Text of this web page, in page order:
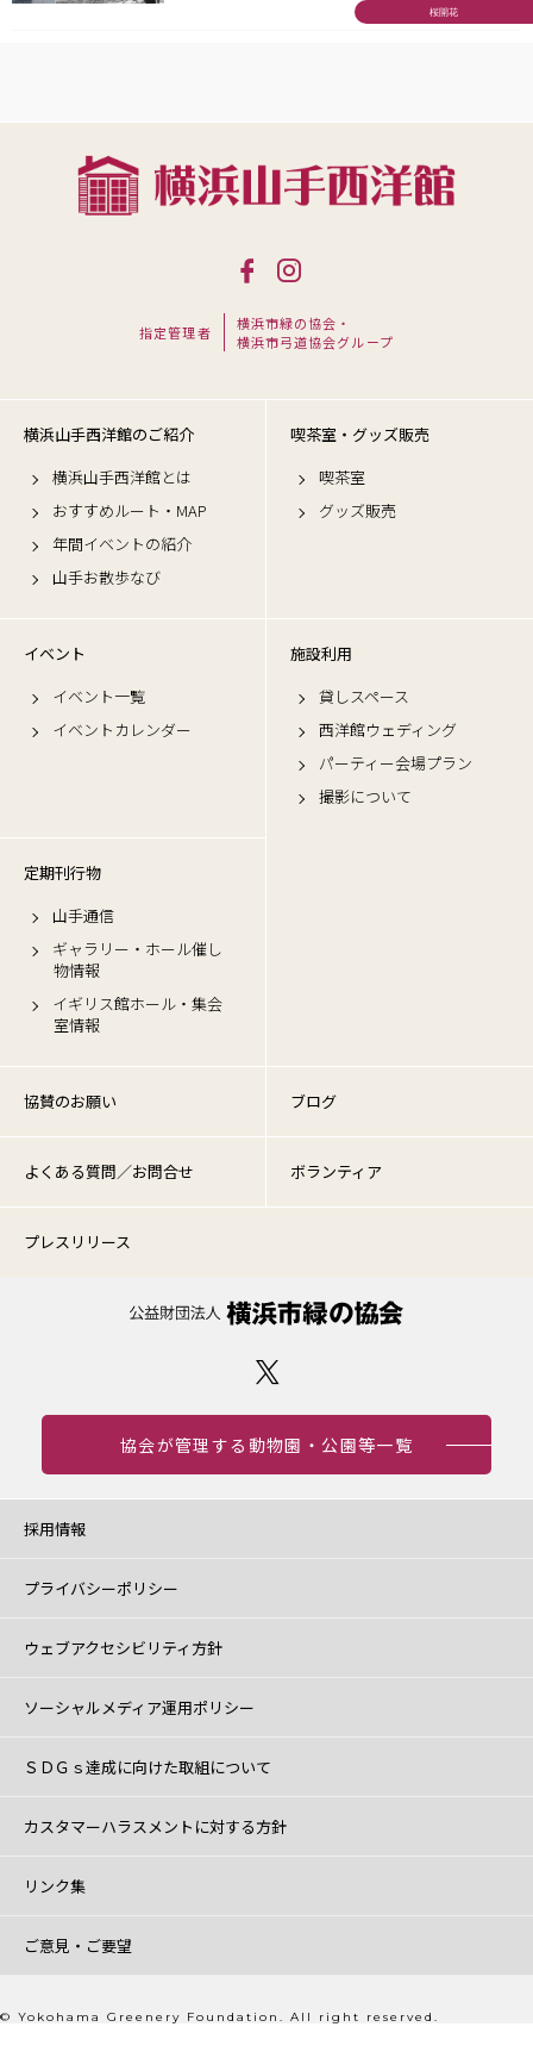
桜開花
指定管理者
横浜市緑の協会・
横浜市弓道協会グループ
横浜山手西洋館のご紹介
横浜山手西洋館とは
おすすめルート・MAP
年間イベントの紹介
山手お散歩なび
喫茶室・グッズ販売
喫茶室
グッズ販売
イベント
イベント一覧
イベントカレンダー
施設利用
貸しスペース
西洋館ウェディング
パーティー会場プラン
撮影について
定期刊行物
山手通信
ギャラリー・ホール催し
物情報
イギリス館ホール・集会
室情報
協賛のお願い ブログ
よくある質問／お問合せ ボランティア
プレスリリース
協会が管理する動物園・公園等一覧
採用情報
プライバシーポリシー
ウェブアクセシビリティ方針
ソーシャルメディア運用ポリシー
ＳＤＧｓ達成に向けた取組について
カスタマーハラスメントに対する方針
リンク集
ご意見・ご要望
© Yokohama Greenery Foundation. All right reserved.